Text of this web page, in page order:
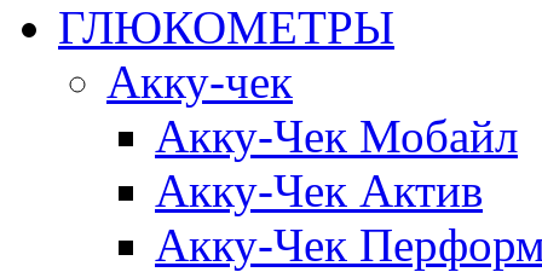
ГЛЮКОМЕТРЫ
Акку-чек
Акку-Чек Мобайл
Акку-Чек Актив
Акку-Чек